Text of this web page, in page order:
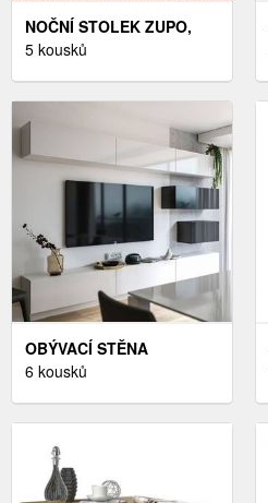
NOČNÍ STOLEK ZUPO,
MASIV BOROVICE,
5 kousků
OBÝVACÍ STĚNA
ANTOFALLA 35, BÍLÝ
6 kousků